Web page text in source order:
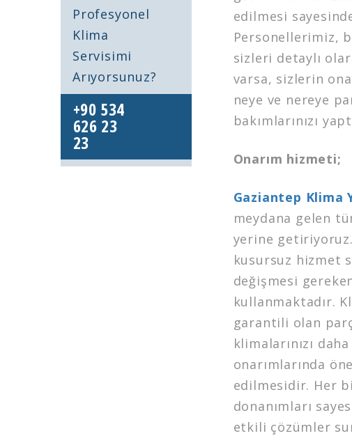
Profesyonel
Klima
Servisimi
Arıyorsunuz?
+90 534
626 23
23
edilmesi
Personellerimiz,
sizleri detaylı
varsa, sizlerin
neye ve nereye
bakımlarınızı
Onarım hizmeti;
Gaziantep Klima
meydana gelen
yerine
kusursuz hizmet
değişmesi
kullanmaktadır.
garantili olan
klimalarınızı
onarımlarında
edilmesidir. Her
donanımları
etkili çözümler